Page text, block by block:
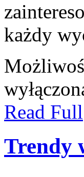
każdy
Read Full
Trendy